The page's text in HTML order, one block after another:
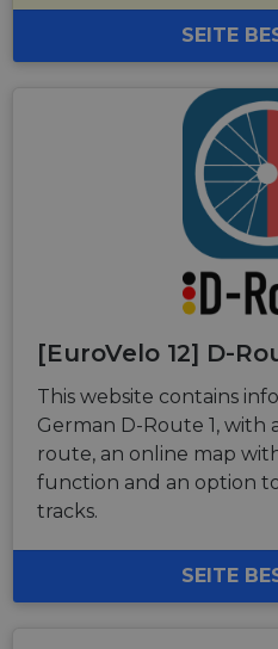
SEITE
[EuroVelo 12] D-
This website contains
German D-Route 1, with
route, an online map
function and an option
tracks.
SEITE